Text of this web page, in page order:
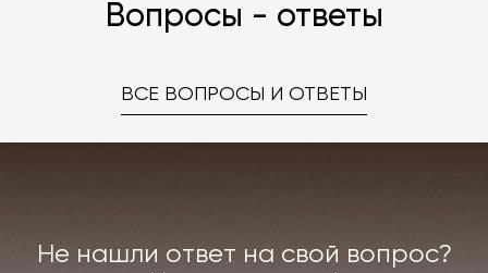
Вопросы - ответы
ВСЕ ВОПРОСЫ И ОТВЕТЫ
Не нашли ответ на свой вопрос?